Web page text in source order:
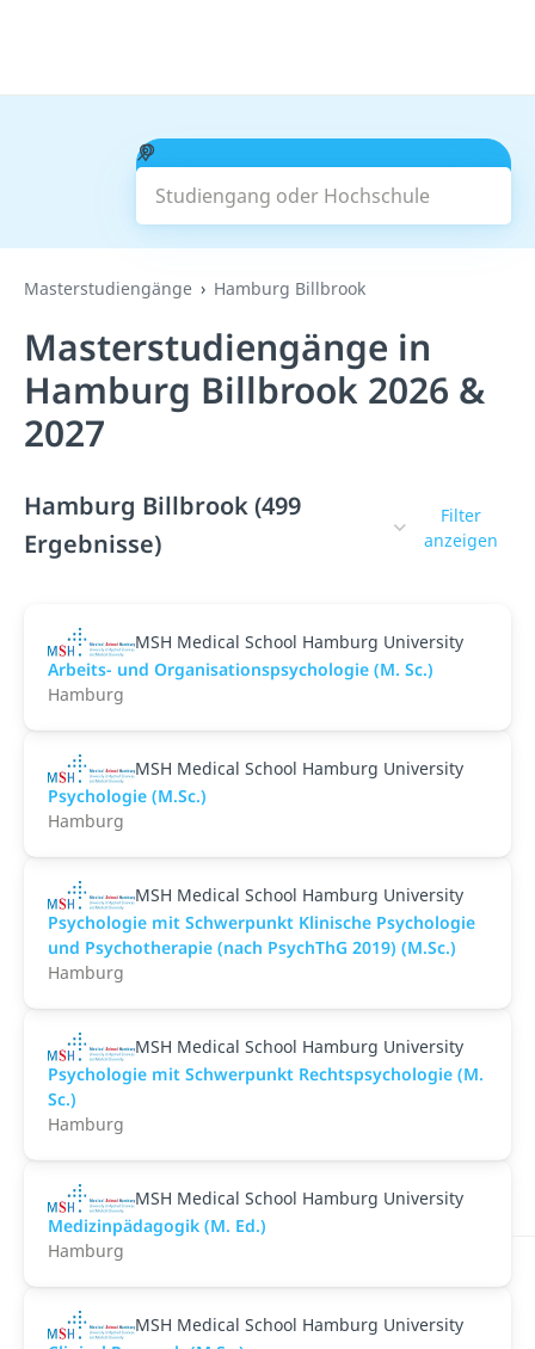
Studiengang oder Hochschule
Suchen
Masterstudiengänge Hamburg Billbrook
Masterstudiengänge in
Hamburg Billbrook 2026 &
2027
Hamburg Billbrook (499
Ergebnisse)
Filter
anzeigen
MSH Medical School Hamburg University
Arbeits- und Organisationspsychologie (M. Sc.)
Hamburg
MSH Medical School Hamburg University
Psychologie (M.Sc.)
Hamburg
MSH Medical School Hamburg University
Psychologie mit Schwerpunkt Klinische Psychologie
und Psychotherapie (nach PsychThG 2019) (M.Sc.)
Hamburg
MSH Medical School Hamburg University
Psychologie mit Schwerpunkt Rechtspsychologie (M.
Sc.)
Hamburg
MSH Medical School Hamburg University
Medizinpädagogik (M. Ed.)
Hamburg
MSH Medical School Hamburg University